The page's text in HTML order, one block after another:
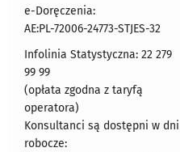
e-Doręczenia:
AE:PL-72006-24773-STJES-32
Infolinia Statystyczna: 22 279
99 99
(opłata zgodna z taryfą
operatora)
Konsultanci są dostępni w dni
robocze: